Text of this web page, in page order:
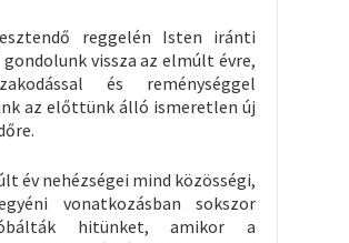
reggelén Isten iránti
gondolunk vissza az elmúlt évre,
és reménységgel
az előttünk álló ismeretlen új
év nehézségei mind közösségi,
vonatkozásban sokszor
hitünket, amikor a